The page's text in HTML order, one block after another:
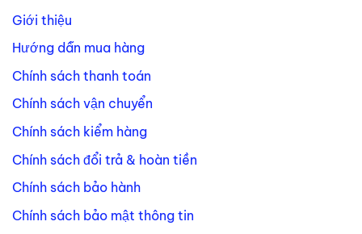
Giới thiệu
Hướng dẫn mua hàng
Chính sách thanh toán
Chính sách vận chuyển
Chính sách kiểm hàng
Chính sách đổi trả & hoàn tiền
Chính sách bảo hành
Chính sách bảo mật thông tin